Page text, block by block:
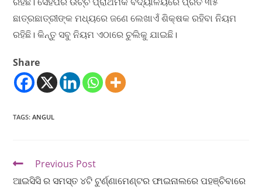
ଛାତ୍ରଛାତ୍ରୀଙ୍କ ମଧ୍ୟରେ ଜଣେ ଲେଖାଏଁ ଶିକ୍ଷକ ରହିବା ନିୟମ
ରହିଛି। କିନ୍ତୁ ସବୁ ନିୟମ ଏଠାରେ ଚୁଲିକୁ ଯାଇଛି।
Share
TAGS:ANGUL
Previous Post
ଆଇସିସି ର ସମସ୍ତ ୪ଟି ଟୁର୍ଣ୍ଣାମେଣ୍ଟର ଫାଇନାଲରେ ପହଞ୍ଚିବାରେ